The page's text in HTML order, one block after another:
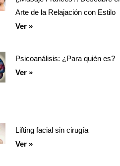
Arte de la Relajación con Estilo
Ver »
Psicoanálisis: ¿Para quién es?
Ver »
Lifting facial sin cirugía
Ver »